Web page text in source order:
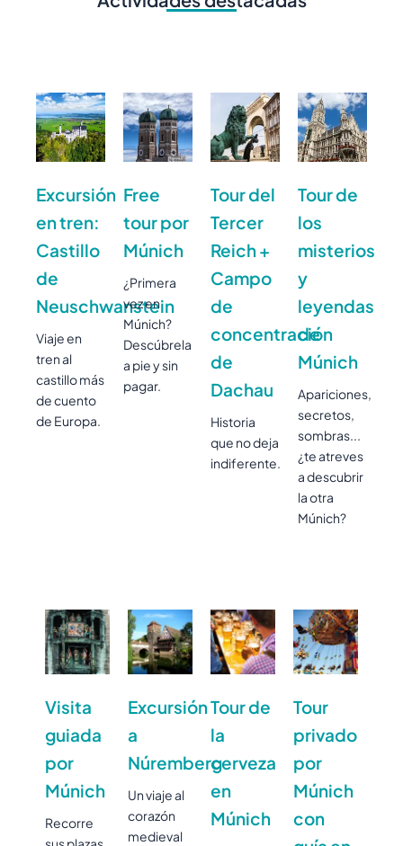
Excursión
en tren:
Castillo
de
Neuschwanstein
Viaje en
tren al
castillo más
de cuento
de Europa.
Free
tour por
Múnich
¿Primera
vez en
Múnich?
Descúbrela
a pie y sin
pagar.
Tour del
Tercer
Reich +
Campo
de
concentración
de
Dachau
Historia
que no deja
indiferente.
Tour de
los
misterios
y
leyendas
de
Múnich
Apariciones,
secretos,
sombras...
¿te atreves
a descubrir
la otra
Múnich?
Visita
guiada
por
Múnich
Recorre
Excursión
a
Núremberg
Un viaje al
corazón
medieval
Tour de
la
cerveza
en
Múnich
Tour
privado
por
Múnich
con